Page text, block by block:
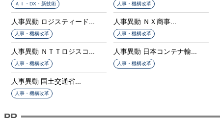
ＡＩ・DX・新技術 人事・機構改革
人事異動 ロジスティード...
人事・機構改革
人事異動 ＮＸ商事...
人事・機構改革
人事異動 ＮＴＴロジスコ...
人事・機構改革
人事異動 日本コンテナ輸...
人事・機構改革
人事異動 国土交通省...
人事・機構改革